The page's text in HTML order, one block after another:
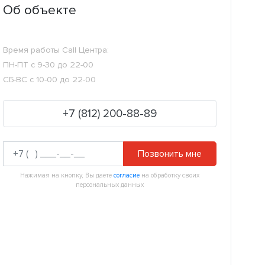
Об объекте
Время работы Call Центра:
ПН-ПТ с 9-30 до 22-00
СБ-ВС с 10-00 до 22-00
+7 (812) 200-88-89
Позвонить мне
Нажимая на кнопку, Вы даете согласиена обработку своих
персональных данных